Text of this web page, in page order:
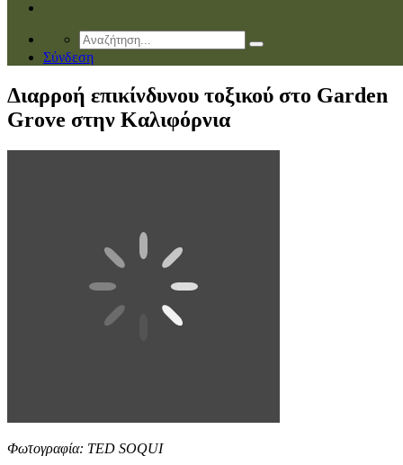
Σύνδεση
Διαρροή επικίνδυνου τοξικού στο Garden
Grove στην Καλιφόρνια
Φωτογραφία: TED SOQUI